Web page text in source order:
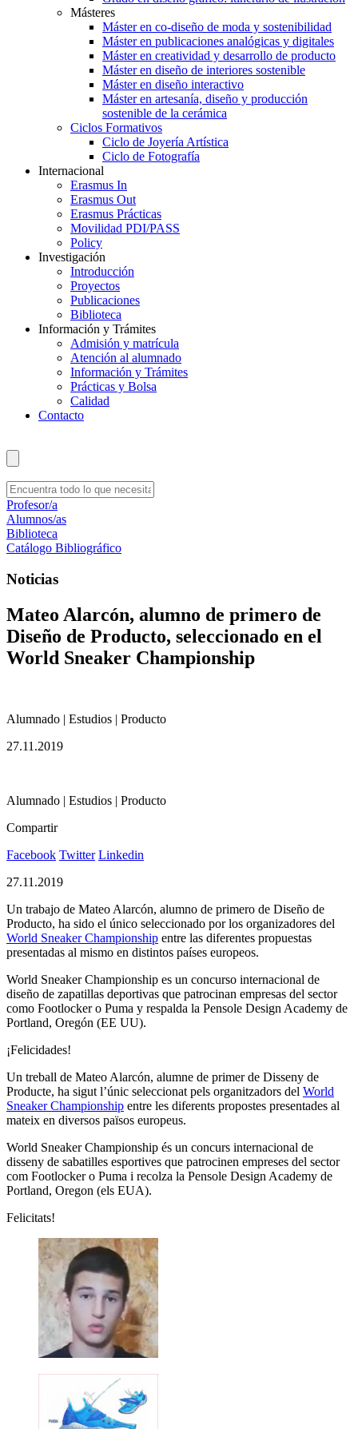
Másteres
Máster en co-diseño de moda y sostenibilidad
Máster en publicaciones analógicas y digitales
Máster en creatividad y desarrollo de producto
Máster en diseño de interiores sostenible
Máster en diseño interactivo
Máster en artesanía, diseño y producción
sostenible de la cerámica
Ciclos Formativos
Ciclo de Joyería Artística
Ciclo de Fotografía
Internacional
Erasmus In
Erasmus Out
Erasmus Prácticas
Movilidad PDI/PASS
Policy
Investigación
Introducción
Proyectos
Publicaciones
Biblioteca
Información y Trámites
Admisión y matrícula
Atención al alumnado
Información y Trámites
Prácticas y Bolsa
Calidad
Contacto
Profesor/a
Alumnos/as
Biblioteca
Catálogo Bibliográfico
Noticias
Mateo Alarcón, alumno de primero de
Diseño de Producto, seleccionado en el
World Sneaker Championship
Alumnado | Estudios | Producto
27.11.2019
Alumnado | Estudios | Producto
Compartir
Facebook Twitter Linkedin
27.11.2019
Un trabajo de Mateo Alarcón, alumno de primero de Diseño de
Producto, ha sido el único seleccionado por los organizadores del
World Sneaker Championship entre las diferentes propuestas
presentadas al mismo en distintos países europeos.
World Sneaker Championship es un concurso internacional de
diseño de zapatillas deportivas que patrocinan empresas del sector
como Footlocker o Puma y respalda la Pensole Design Academy de
Portland, Oregón (EE UU).
¡Felicidades!
Un treball de Mateo Alarcón, alumne de primer de Disseny de
Producte, ha sigut l’únic seleccionat pels organitzadors del World
Sneaker Championship entre les diferents propostes presentades al
mateix en diversos països europeus.
World Sneaker Championship és un concurs internacional de
disseny de sabatilles esportives que patrocinen empreses del sector
com Footlocker o Puma i recolza la Pensole Design Academy de
Portland, Oregon (els EUA).
Felicitats!